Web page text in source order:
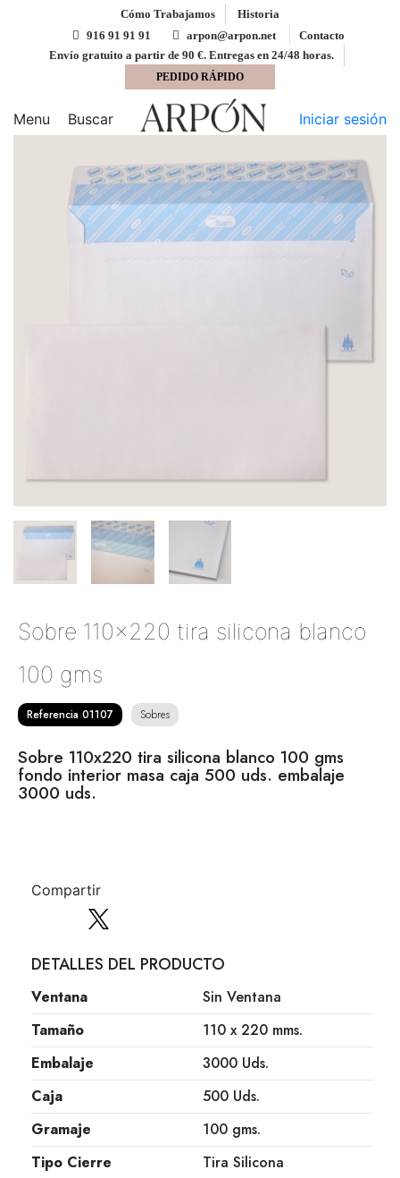
Cómo Trabajamos
Historia
916 91 91 91
arpon@arpon.net
Contacto
Envío gratuito a partir de 90 €. Entregas en 24/48 horas.
PEDIDO RÁPIDO
Menu Buscar Iniciar sesión
Sobre 110x220 tira silicona blanco
100 gms
Sobre 110x220 tira silicona blanco
100 gms
Referencia 01107 Sobres
Sobre 110x220 tira silicona blanco 100 gms
fondo interior masa caja 500 uds. embalaje
3000 uds.
Compartir
DETALLES DEL PRODUCTO
Ventana
Sin Ventana
Tamaño
110 x 220 mms.
Embalaje
3000 Uds.
Caja
500 Uds.
Gramaje
100 gms.
Tipo Cierre
Tira Silicona